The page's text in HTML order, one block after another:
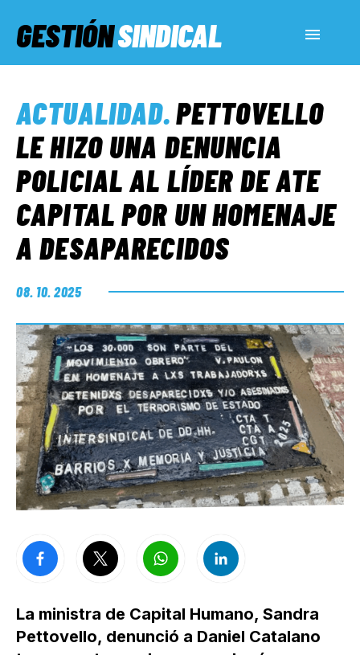
GESTIÓNSINDICAL
SERVICIOS SOCIALES
INFORMES ESPECIALES
FUERA DE MEGÁFONO
EL LADO «G»
ACTUALIDAD.PETTOVELLO
LE HIZO UNA DENUNCIA
POLICIAL AL LÍDER DE ATE
CAPITAL POR UN HOMENAJE
A DESAPARECIDOS
08. 10. 2025
La ministra de Capital Humano, Sandra
Pettovello, denunció a Daniel Catalano